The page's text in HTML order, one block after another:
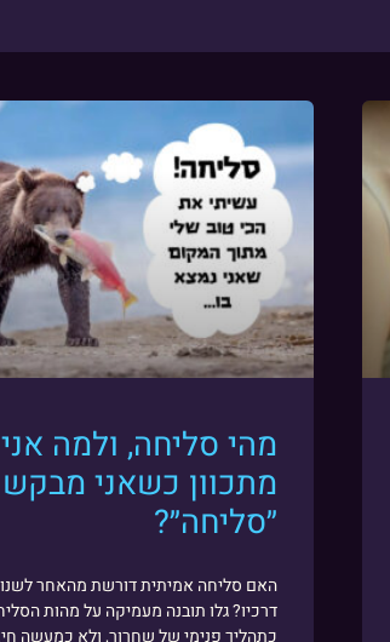
מהי סליחה, ולמה אני
מתכוון כשאני מבקש
״סליחה״?
האם סליחה אמיתית דורשת מהאחר
דרכיו? גלו תובנה מעמיקה על מהות
כתהליך פנימי של שחרור, ולא כמעשה